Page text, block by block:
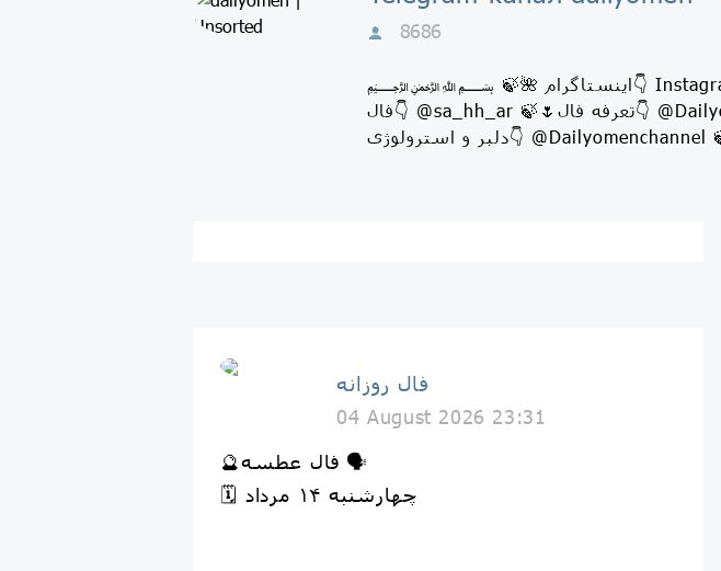
8686
﷽ 🍃🌺 اينستاگرام👇 Instagram.com/Dailyomen Instagram.com/Birthdayomen 🍃🌼 رزرو
فال👇 @sa_hh_ar 🍃🌷تعرفه فال👇 @Dailyomen_id 🍃🌸 ادمین پاسخگویی👇 @Gole_roz_94 🍃🌹جذب
فال روزانه
04 August 2026 23:31
🔮فال عطسه 🗣
🗓 چهارشنبه ۱۴ مرداد